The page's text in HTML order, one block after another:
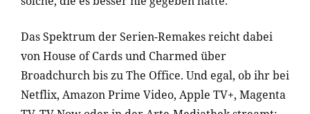
Das Spektrum der Serien-Remakes reicht dabei
von House of Cards und Charmed über
Broadchurch bis zu The Office. Und egal, ob ihr bei
Netflix, Amazon Prime Video, Apple TV+, Magenta